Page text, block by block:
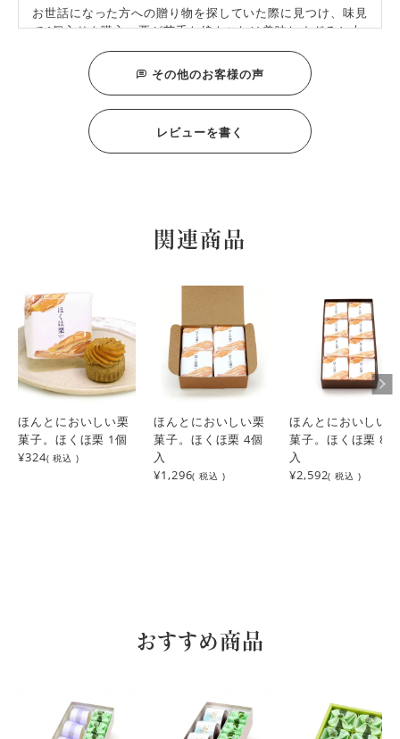
お世話になった方への贈り物を探していた際に見つけ、味見
で4個入りを購入。栗が苦手な娘もこれは美味しすぎると大
喜び。贈答にも間違いなく喜ばれると思います。
ひなちゃん
2025/12/18
投稿日
贈り物で、ひとつぶのマスカットと合わせ、注文しました。
季節を感じるモノで、感動したようで大変喜んでもらえまし
た！
非公開
投稿日
2023/12/14
とてもおいしかったので、姉にもプレゼント用に購入しまし
けない美味しさ！驚きました。
投稿日
2023/10/03
その他のお客様の声
レビューを書く
関連商品
ほんとにおいしい栗
菓子。ほくほ栗 1個
¥324( 税込 )
ほんとにおいしい栗
菓子。ほくほ栗 4個
入
¥1,296( 税込 )
ほんとにおいしい
菓子。ほくほ栗 8個
入
¥2,592( 税込 )
おすすめ商品